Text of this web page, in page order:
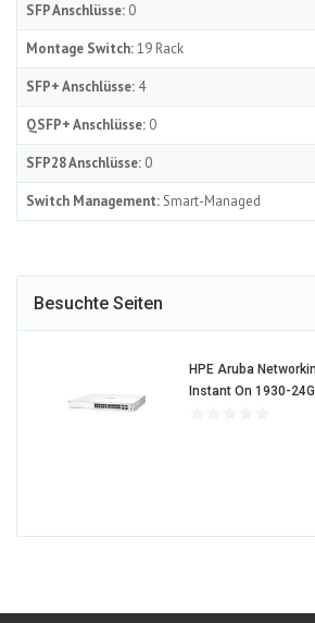
SFP Anschlüsse: 0
Montage Switch:19 Rack
SFP+ Anschlüsse: 4
QSFP+ Anschlüsse: 0
SFP28 Anschlüsse: 0
Switch Management:Smart-Managed
Besuchte Seiten
HPE Aruba
Instant On 1930-